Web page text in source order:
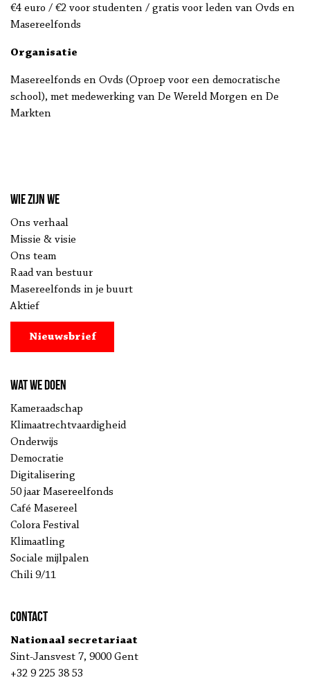
€4 euro / €2 voor studenten / gratis voor leden van Ovds en
Masereelfonds
Organisatie
Masereelfonds en Ovds (Oproep voor een democratische
school), met medewerking van De Wereld Morgen en De
Markten
Wie zijn we
Ons verhaal
Missie & visie
Ons team
Raad van bestuur
Masereelfonds in je buurt
Aktief
Nieuwsbrief
Wat we doen
Kameraadschap
Klimaatrechtvaardigheid
Onderwijs
Democratie
Digitalisering
50 jaar Masereelfonds
Café Masereel
Colora Festival
Klimaatling
Sociale mijlpalen
Chili 9/11
Contact
Nationaal secretariaat
Sint-Jansvest 7, 9000 Gent
+32 9 225 38 53